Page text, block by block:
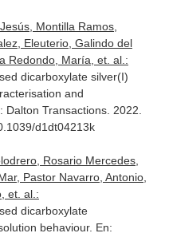
Montilla Ramos,
Eleuterio, Galindo del
Redondo, María, et. al.:
dicarboxylate silver(I)
and
Dalton Transactions. 2022.
d1dt04213k
Rosario Mercedes,
Pastor Navarro, Antonio,
et. al.:
dicarboxylate
behaviour. En: